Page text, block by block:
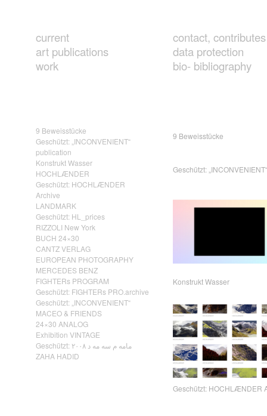
current
art publications
work
contact, contributes
data protection
bio- bibliography
9 Beweisstücke
Geschützt: „INCONVENIENT“
publication
Konstrukt Wasser
HOCHLÆNDER
Geschützt: HOCHLÆNDER
Archive
LANDMARK
Geschützt: HL_prices
RIZZOLI New York
BUCH 24×30
CANTZ VERLAG
EUROPEAN PHOTOGRAPHY
MERCEDES BENZ
FIGHTERs PROGRAM
Geschützt: FIGHTERs PRO.archive
Geschützt: „INCONVENIENT“
MACEO & FRIENDS
24×30 ANALOG
Exhibition VINTAGE
Geschützt: مامه م سه مه د ٢٠٠٨
ZAHA HADID
9 Beweisstücke
Geschützt:
Konstrukt Wasser
Geschützt: HOCHLÆNDER